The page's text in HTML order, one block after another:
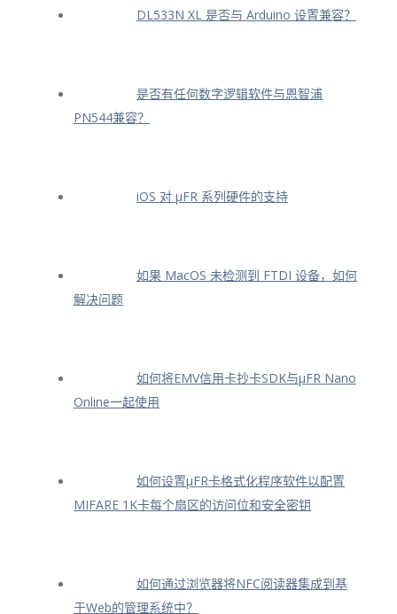
DL533N XL 是否与 Arduino 设置兼容？
是否有任何数字逻辑软件与恩智浦
PN544兼容？
iOS 对 μFR 系列硬件的支持
如果 MacOS 未检测到 FTDI 设备，如何
解决问题
如何将EMV信用卡抄卡SDK与μFR Nano
Online一起使用
如何设置μFR卡格式化程序软件以配置
MIFARE 1K卡每个扇区的访问位和安全密钥
如何通过浏览器将NFC阅读器集成到基
于Web的管理系统中？